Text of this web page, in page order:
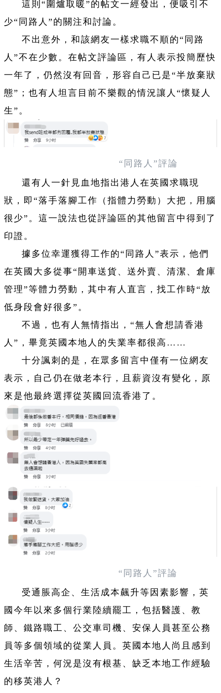
這則“圍爐取暖”的帖文一經發出，便吸引不
少“同路人”的關注和討論。
不出意外，和該網友一樣求職不順的“同路
人”不在少數。在帖文評論區，有人表示投簡歷快
一年了，仍然沒有回音，形容自己已是“半放棄狀
態”；也有人坦言目前不樂觀的情況讓人“懷疑人
生”。
“同路人”評論
還有人一針見血地指出港人在英國求職現
狀，即“落手落腳工作（指體力勞動）大把，用腦
很少”。這一說法也從評論區的其他留言中得到了
印證。
據多位幸運獲得工作的“同路人”表示，他們
在英國大多從事“開車送貨、送外賣、清潔、倉庫
管理”等體力勞動，其中有人直言，找工作時“放
低身段會好很多”。
不過，也有人無情指出，“無人會想請香港
人”，畢竟英國本地人的失業率都很高……
十分諷刺的是，在眾多留言中僅有一位網友
表示，自己仍在做老本行，且薪資沒有變化，原
來是他最終選擇從英國回流香港了。
“同路人”評論
受通脹高企、生活成本飆升等因素影響，英
國今年以來多個行業陸續罷工，包括醫護、教
師、鐵路職工、公交車司機、安保人員甚至公務
員等多個領域的從業人員。英國本地人尚且感到
生活辛苦，何況是沒有根基、缺乏本地工作經驗
的移英港人？